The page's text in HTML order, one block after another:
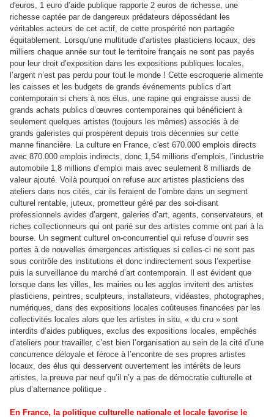
d'euros, 1 euro d’aide publique rapporte 2 euros de richesse, une
richesse captée par de dangereux prédateurs dépossédant les
véritables acteurs de cet actif, de cette prospérité non partagée
équitablement. Lorsqu'une multitude d’artistes plasticiens locaux, des
milliers chaque année sur tout le territoire français ne sont pas payés
pour leur droit d’exposition dans les expositions publiques locales,
l’argent n’est pas perdu pour tout le monde ! Cette escroquerie alimente
les caisses et les budgets de grands événements publics d’art
contemporain si chers à nos élus, une rapine qui engraisse aussi de
grands achats publics d’œuvres contemporaines qui bénéficient à
seulement quelques artistes (toujours les mêmes) associés à de
grands galeristes qui prospèrent depuis trois décennies sur cette
manne financière. La culture en France, c'est 670.000 emplois directs
avec 870.000 emplois indirects, donc 1,54 millions d’emplois, l’industrie
automobile 1,8 millions d’emploi mais avec seulement 8 milliards de
valeur ajouté. Voilà pourquoi on refuse aux artistes plasticiens des
ateliers dans nos cités, car ils feraient de l’ombre dans un segment
culturel rentable, juteux, prometteur géré par des soi-disant
professionnels avides d’argent, galeries d’art, agents, conservateurs, et
riches collectionneurs qui ont parié sur des artistes comme ont pari à la
bourse. Un segment culturel on-concurrentiel qui refuse d’ouvrir ses
portes à de nouvelles émergences artistiques si celles-ci ne sont pas
sous contrôle des institutions et donc indirectement sous l’expertise
puis la surveillance du marché d’art contemporain. Il est évident que
lorsque dans les villes, les mairies ou les agglos invitent des artistes
plasticiens, peintres, sculpteurs, installateurs, vidéastes, photographes,
numériques, dans des expositions locales coûteuses financées par les
collectivités locales alors que les artistes in situ, « du cru » sont
interdits d’aides publiques, exclus des expositions locales, empêchés
d’ateliers pour travailler, c’est bien l’organisation au sein de la cité d’une
concurrence déloyale et féroce à l’encontre de ses propres artistes
locaux, des élus qui desservent ouvertement les intérêts de leurs
artistes, la preuve par neuf qu’il n’y a pas de démocratie culturelle et
plus d’alternance politique .
En France, la politique culturelle nationale et locale favorise le